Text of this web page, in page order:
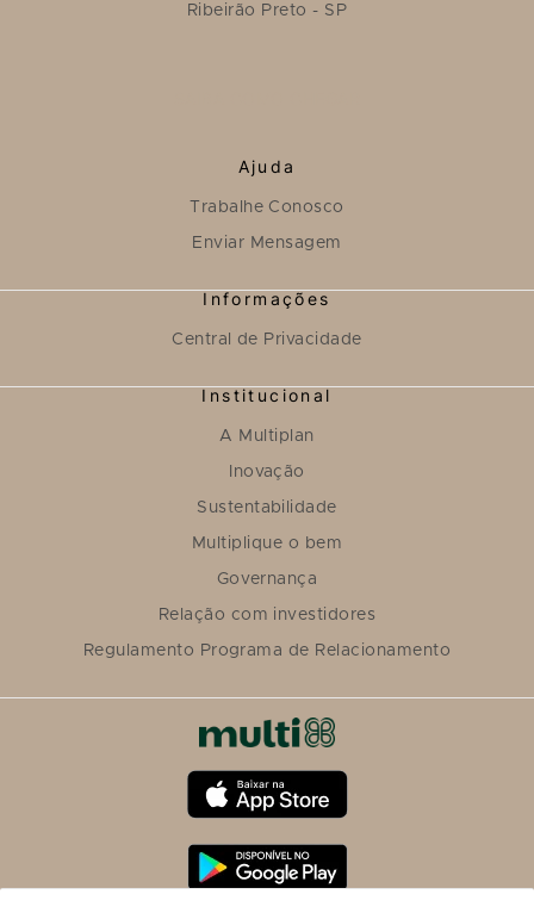
Ribeirão Preto - SP
Ajuda
Trabalhe Conosco
Enviar Mensagem
Informações
Central de Privacidade
Institucional
A Multiplan
Inovação
Sustentabilidade
Multiplique o bem
Governança
Relação com investidores
Regulamento Programa de Relacionamento